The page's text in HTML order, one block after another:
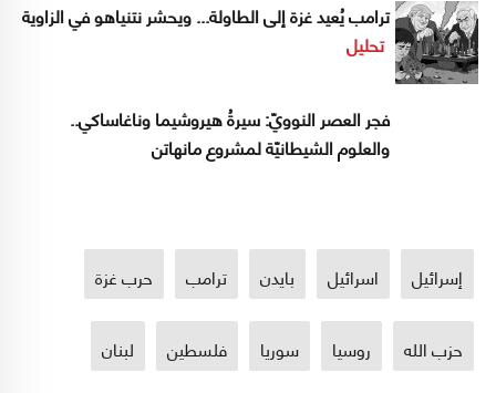
ترامب يُعيد غزة إلى الطاولة... ويحشر نتنياهو في الزاوية
تحليل
فجر العصر النوويّ: سيرةُ هيروشيما وناغاساكي..
والعلوم الشيطانيّة لمشروع مانهاتن
إسرائيل اسرائيل بايدن ترامب حرب غزة
حزب الله روسيا سوريا فلسطين لبنان